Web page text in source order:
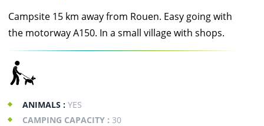
Campsite 15 km away from Rouen. Easy going with
the motorway A150. In a small village with shops.
ANIMALS : YES
CAMPING CAPACITY : 30